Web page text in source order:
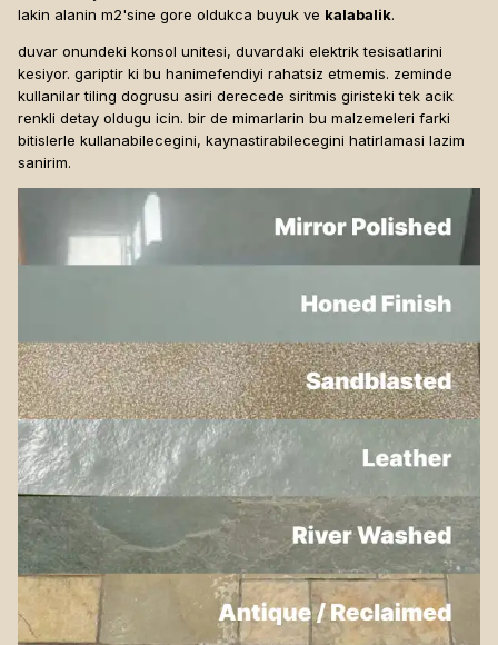
lakin alanin m2'sine gore oldukca buyuk ve kalabalik.
duvar onundeki konsol unitesi, duvardaki elektrik tesisatlarini
kesiyor. gariptir ki bu hanimefendiyi rahatsiz etmemis. zeminde
kullanilar tiling dogrusu asiri derecede siritmis giristeki tek acik
renkli detay oldugu icin. bir de mimarlarin bu malzemeleri farki
bitislerle kullanabilecegini, kaynastirabilecegini hatirlamasi lazim
sanirim.